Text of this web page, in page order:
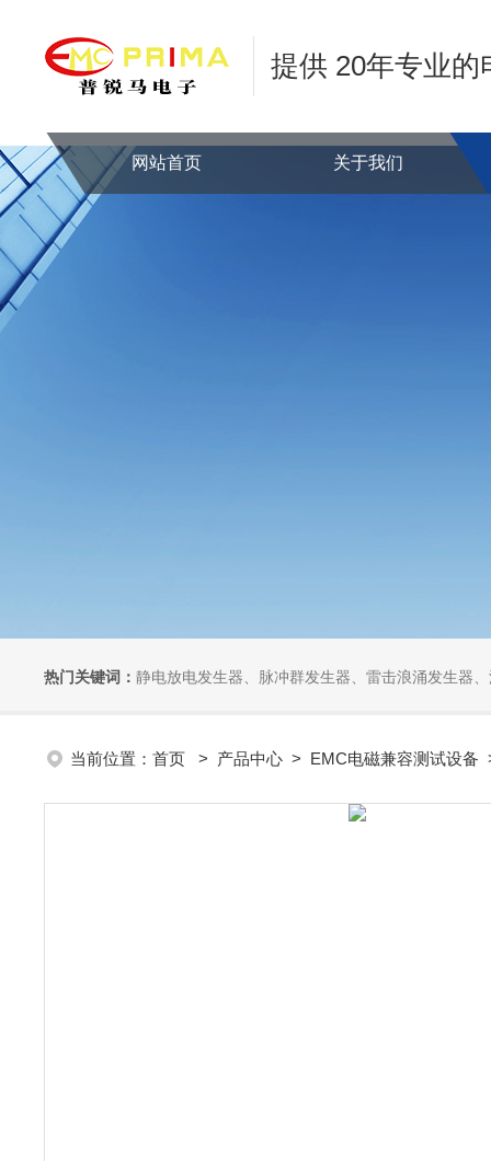
提供 20年专业
网站首页 关于我们
热门关键词： 静电放电发生器、脉冲群发生器、雷击浪涌发生器、汽车干扰模拟器、组
当前位置： 首页 > 产品中心 > EMC电磁兼容测试设备